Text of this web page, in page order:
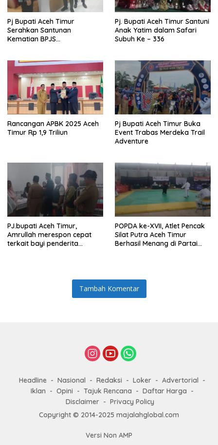
Pj Bupati Aceh Timur
Serahkan Santunan
Kematian BPJS
Pj. Bupati Aceh Timur Santuni
Anak Yatim dalam Safari
Subuh Ke – 336
Rancangan APBK 2025 Aceh
Timur Rp 1,9 Triliun
Pj Bupati Aceh Timur Buka
Event Trabas Merdeka Trail
Adventure
PJ.bupati Aceh Timur,
Amrullah merespon cepat
terkait bayi penderita
POPDA ke-XVII, Atlet Pencak
Silat Putra Aceh Timur
Berhasil Menang di Partai
Tambah Komentar
Headline Nasional Redaksi Loker
Advertorial
Iklan
Opini Tajuk Rencana
Daftar Harga
Disclaimer
Privacy Policy
Copyright © 2014-2025 majalahglobal.com
Versi Non AMP